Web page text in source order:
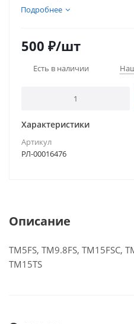
Подробнее
500 ₽/шт
Есть в наличии
Характеристики
Артикул
РЛ-00016476
Описание
TM5FS, TM9.8FS, TM15FSC,
TM15TS